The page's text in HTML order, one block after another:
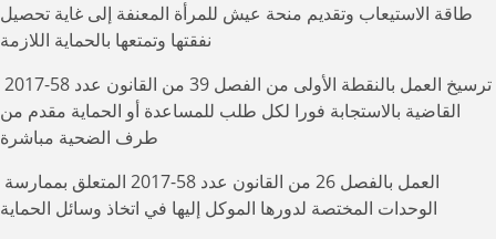
طاقة الاستيعاب وتقديم منحة عيش للمرأة المعنفة إلى غاية تحصيل
نفقتها وتمتعها بالحماية اللازمة
القاضية بالاستجابة فورا لكل طلب للمساعدة أو الحماية مقدم من
طرف الضحية مباشرة